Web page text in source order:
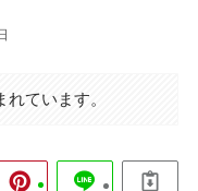
ています。